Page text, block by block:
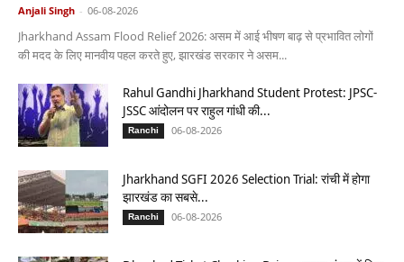
Anjali Singh - 06-08-2026
Jharkhand Assam Flood Relief 2026: असम में आई भीषण बाढ़ से प्रभावित लोगों
की मदद के लिए मानवीय पहल करते हुए, झारखंड सरकार ने असम...
Rahul Gandhi Jharkhand Student Protest: JPSC-
JSSC आंदोलन पर राहुल गांधी की...
Ranchi 06-08-2026
Jharkhand SGFI 2026 Selection Trial: रांची में होगा
झारखंड का सबसे...
Ranchi 06-08-2026